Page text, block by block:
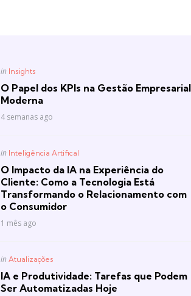
Posted
in Insights
O Papel dos KPIs na Gestão Empresarial
Moderna
4 semanas ago
Posted
in Inteligência Artifical
O Impacto da IA na Experiência do
Cliente: Como a Tecnologia Está
Transformando o Relacionamento com
o Consumidor
1 mês ago
Posted
in Atualizações
IA e Produtividade: Tarefas que Podem
Ser Automatizadas Hoje